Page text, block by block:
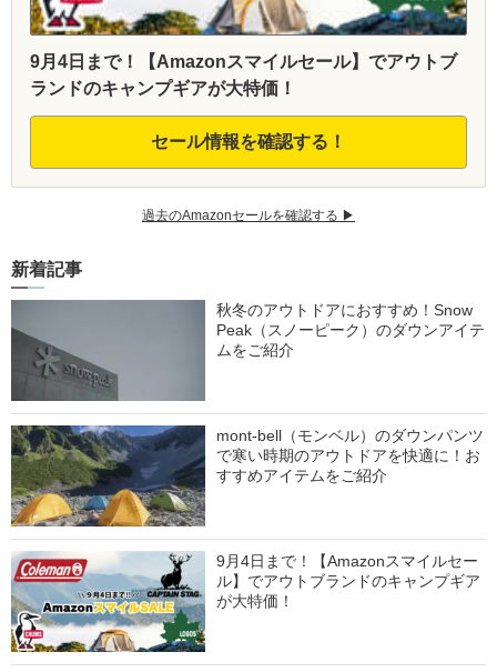
9月4日まで！【Amazonスマイルセール】でアウトブ
ランドのキャンプギアが大特価！
セール情報を確認する！
過去のAmazonセールを確認する ▶︎
新着記事
秋冬のアウトドアにおすすめ！Snow
Peak（スノーピーク）のダウンアイテ
ムをご紹介
mont-bell（モンベル）のダウンパンツ
で寒い時期のアウトドアを快適に！お
すすめアイテムをご紹介
9月4日まで！【Amazonスマイルセー
ル】でアウトブランドのキャンプギア
が大特価！